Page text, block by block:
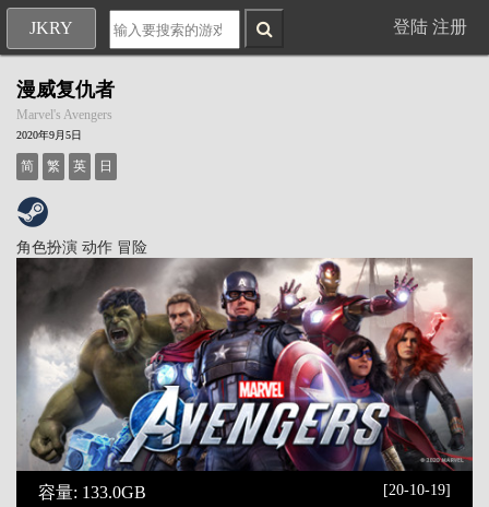
JKRY 登陆 注册
漫威复仇者
Marvel's Avengers
2020年9月5日
简 繁 英 日
角色扮演 动作 冒险
容量: 133.0GB [20-10-19]